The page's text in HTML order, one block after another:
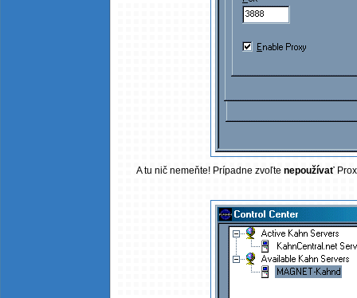
A tu nič nemeňte! Prípadne zvoľte nepoužívať